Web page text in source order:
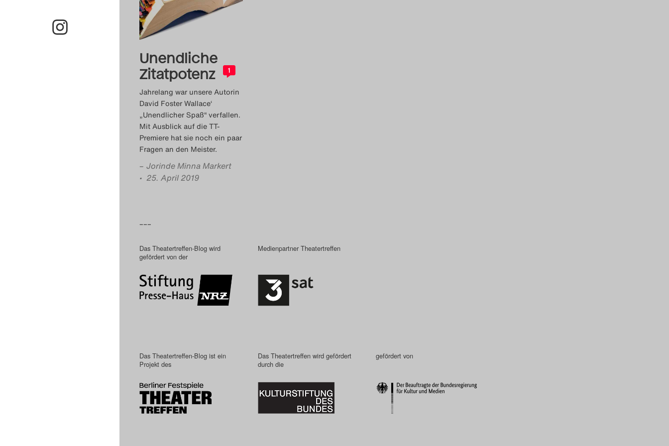
Unendliche
Zitatpotenz
1
Jahrelang war unsere Autorin
David Foster Wallace‘
„Unendlicher Spaß“ verfallen.
Mit Ausblick auf die TT-
Premiere hat sie noch ein paar
Fragen an den Meister.
– Jorinde Minna Markert
• 25. April 2019
–––
Das Theatertreffen-Blog wird
gefördert von der
Medienpartner Theatertreffen
Das Theatertreffen-Blog ist ein
Projekt des
Das Theatertreffen wird gefördert
durch die
gefördert von